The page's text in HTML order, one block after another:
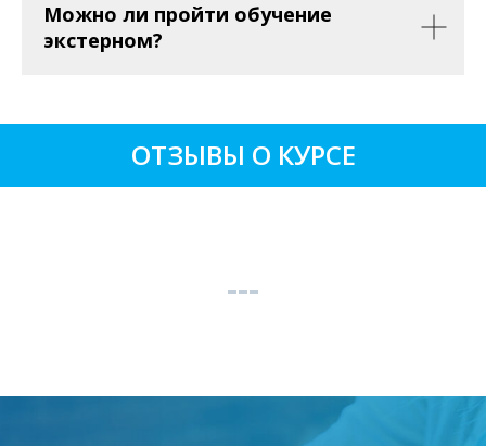
Можно ли пройти обучение
экстерном?
ОТЗЫВЫ О КУРСЕ